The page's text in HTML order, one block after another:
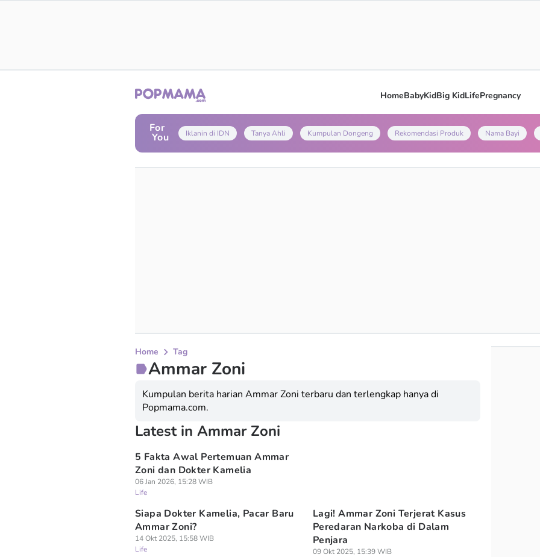
HomeBabyKidBig KidLifePregnancy
For
You Iklanin di IDN Tanya Ahli Kumpulan Dongeng Rekomendasi Produk Nama Bayi
Home Tag
Ammar Zoni
Kumpulan berita harian Ammar Zoni terbaru dan terlengkap hanya di
Popmama.com.
Latest in Ammar Zoni
5 Fakta Awal Pertemuan Ammar
Zoni dan Dokter Kamelia
06 Jan 2026, 15:28 WIB
Life
Siapa Dokter Kamelia, Pacar Baru
Ammar Zoni?
14 Okt 2025, 15:58 WIB
Life
Lagi! Ammar Zoni Terjerat Kasus
Peredaran Narkoba di Dalam
Penjara
09 Okt 2025, 15:39 WIB